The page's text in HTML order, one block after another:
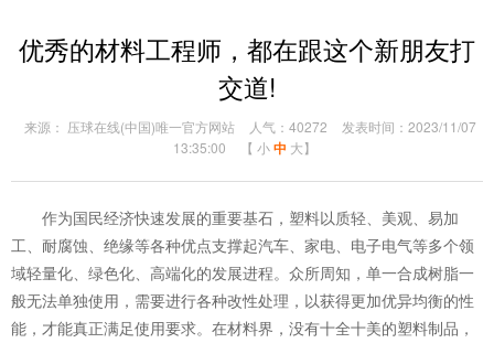
优秀的材料工程师，都在跟这个新朋友打
交道!
来源： 压球在线(中国)唯一官方网站 人气：40272
发表时间：2023/11/07
13:35:00
【 小 中 大】
作为国民经济快速发展的重要基石，塑料以质轻、美观、易加
工、耐腐蚀、绝缘等各种优点支撑起汽车、家电、电子电气等多个领
域轻量化、绿色化、高端化的发展进程。众所周知，单一合成树脂一
般无法单独使用，需要进行各种改性处理，以获得更加优异均衡的性
能，才能真正满足使用要求。在材料界，没有十全十美的塑料制品，